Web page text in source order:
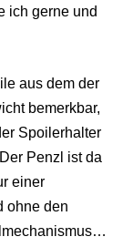
ich gerne und
aus dem der
bemerkbar,
Spoilerhalter
Penzl ist da
einer
ohne den